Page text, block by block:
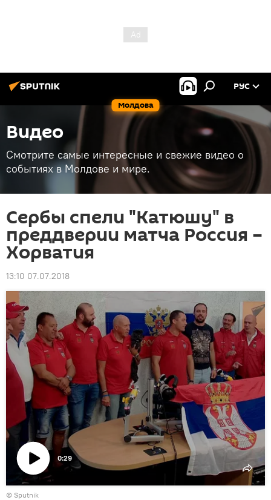
Молдова
РУС
Видео
Смотрите самые интересные и свежие видео о
событиях в Молдове и мире.
Сербы спели "Катюшу" в
преддверии матча Россия –
Хорватия
13:10 07.07.2018
Воспроизвести
видео
0:29
© Sputnik